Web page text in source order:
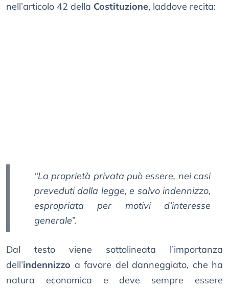
nell’articolo 42 della Costituzione, laddove recita:
“La proprietà privata può essere, nei casi
preveduti dalla legge, e salvo indennizzo,
espropriata per motivi d’interesse
generale”.
Dal testo viene sottolineata l’importanza
dell’indennizzo a favore del danneggiato, che ha
natura economica e deve sempre essere